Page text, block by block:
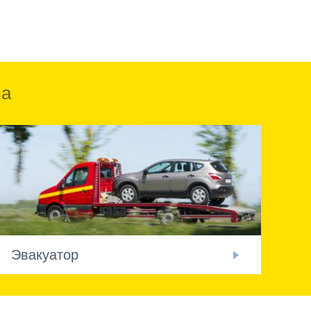
Эвакуатор